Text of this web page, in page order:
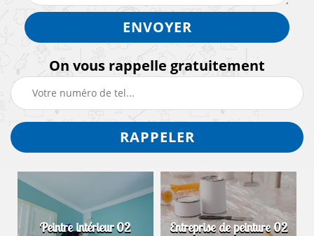
On vous rappelle gratuitement
Peintre intérieur 02 Entreprise de peinture 02